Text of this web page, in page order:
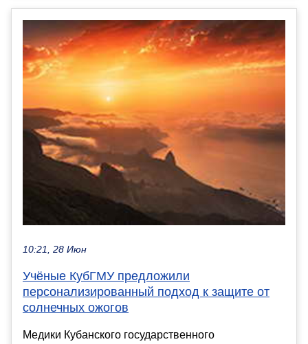
10:21, 28 Июн
Учёные КубГМУ предложили
персонализированный подход к защите от
солнечных ожогов
Медики Кубанского государственного